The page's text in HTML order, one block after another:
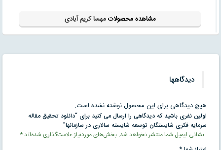
مشاهده محصولاتمهسا کریم آبادی
دیدگاهها
هیچ دیدگاهی برای این محصول نوشته نشده است.
اولین نفری باشید که دیدگاهی را ارسال می کنید برای “دانلود تحقیق مقاله
سرمايه فكری شايستگان توسعه شايسته سالاری در سازمانها”
نشانی ایمیل شما منتشر نخواهد شد. بخش‌های موردنیاز علامت‌گذاری شده‌اند*